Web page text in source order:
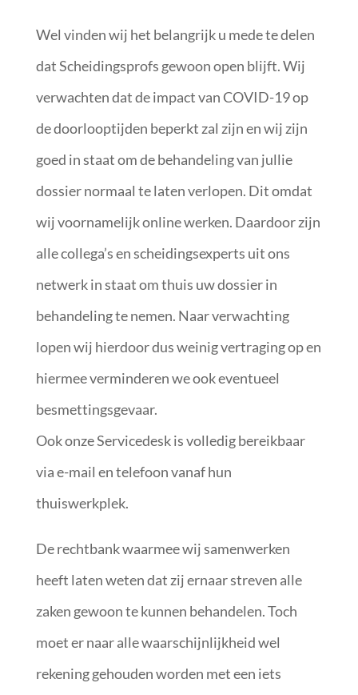
Wel vinden wij het belangrijk u mede te delen
dat Scheidingsprofs gewoon open blijft. Wij
verwachten dat de impact van COVID-19 op
de doorlooptijden beperkt zal zijn en wij zijn
goed in staat om de behandeling van jullie
dossier normaal te laten verlopen. Dit omdat
wij voornamelijk online werken. Daardoor zijn
alle collega’s en scheidingsexperts uit ons
netwerk in staat om thuis uw dossier in
behandeling te nemen. Naar verwachting
lopen wij hierdoor dus weinig vertraging op en
hiermee verminderen we ook eventueel
besmettingsgevaar.
Ook onze Servicedesk is volledig bereikbaar
via e-mail en telefoon vanaf hun
thuiswerkplek.
De rechtbank waarmee wij samenwerken
heeft laten weten dat zij ernaar streven alle
zaken gewoon te kunnen behandelen. Toch
moet er naar alle waarschijnlijkheid wel
rekening gehouden worden met een iets